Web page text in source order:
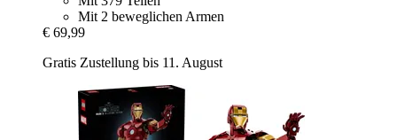
Mit 2 beweglichen Armen
€ 69,99
Gratis Zustellung bis 11. August